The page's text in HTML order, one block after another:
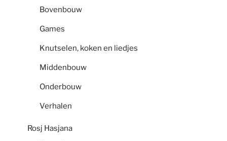
Bovenbouw
Games
Knutselen, koken en liedjes
Middenbouw
Onderbouw
Verhalen
Rosj Hasjana